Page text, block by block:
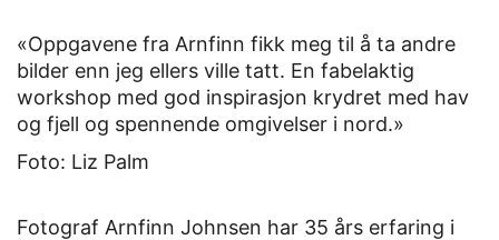
«Oppgavene fra Arnfinn fikk meg til å ta andre
bilder enn jeg ellers ville tatt. En fabelaktig
workshop med god inspirasjon krydret med hav
og fjell og spennende omgivelser i nord.»
Foto: Liz Palm
Fotograf Arnfinn Johnsen har 35 års erfaring i